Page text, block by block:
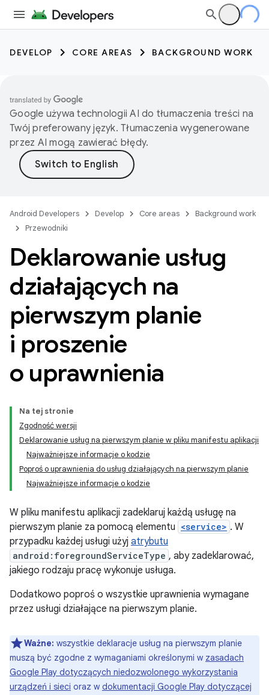
DEVELOP CORE AREAS BACKGROUND WORK
Google używa technologii AI do tłumaczenia treści na
Twój preferowany język. Tłumaczenia wygenerowane
przez AI mogą zawierać błędy.
Android Developers Develop Core areas
Background work
Przewodniki
Deklarowanie usług
działających na
pierwszym planie
i proszenie
o uprawnienia
Na tej stronie
Zgodność wersji
Deklarowanie usług na pierwszym planie w pliku manifestu aplikacji
Najważniejsze informacje o kodzie
Poproś o uprawnienia do usług działających na pierwszym planie
Najważniejsze informacje o kodzie
W pliku manifestu aplikacji zadeklaruj każdą usługę na
pierwszym planie za pomocą elementu <service> . W
przypadku każdej usługi użyj atrybutu
android:foregroundServiceType , aby zadeklarować,
jakiego rodzaju pracę wykonuje usługa.
Dodatkowo poproś o wszystkie uprawnienia wymagane
przez usługi działające na pierwszym planie.
Ważne: wszystkie deklaracje usług na pierwszym planie
muszą być zgodne z wymaganiami określonymi w zasadach
Google Play dotyczących niedozwolonego wykorzystania
urządzeń i sieci oraz w dokumentacji Google Play dotyczącej